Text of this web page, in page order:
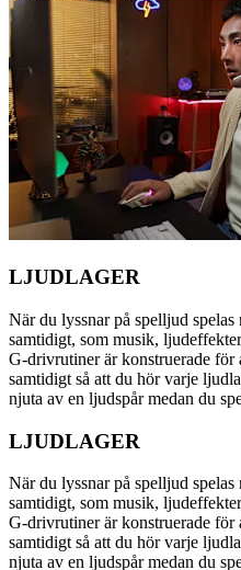
LJUDLAGER
När du lyssnar på spelljud
samtidigt, som musik,
G-drivrutiner är konstruerade
samtidigt så att du hör varje
njuta av en ljudspår medan du
LJUDLAGER
När du lyssnar på spelljud
samtidigt, som musik,
G-drivrutiner är konstruerade
samtidigt så att du hör varje
njuta av en ljudspår medan du